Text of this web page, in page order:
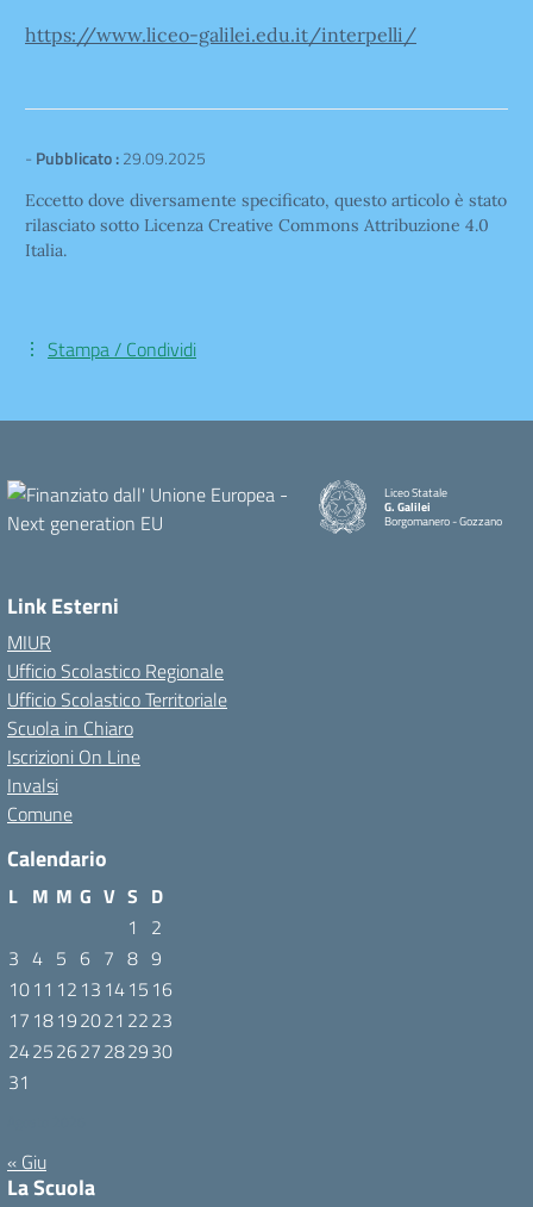
https://www.liceo-galilei.edu.it/interpelli/
- Pubblicato :29.09.2025
Eccetto dove diversamente specificato, questo articolo è stato
rilasciato sotto Licenza Creative Commons Attribuzione 4.0
Italia.
Stampa / Condividi
Liceo Statale
G. Galilei
Borgomanero - Gozzano
Link Esterni
MIUR
Ufficio Scolastico Regionale
Ufficio Scolastico Territoriale
Scuola in Chiaro
Iscrizioni On Line
Invalsi
Comune
Calendario
L M M G V S D
1
2
3 4 5 6 7 8 9
1011 12 13 1415 16
17 18192021 2223
24252627282930
31
« Giu
La Scuola